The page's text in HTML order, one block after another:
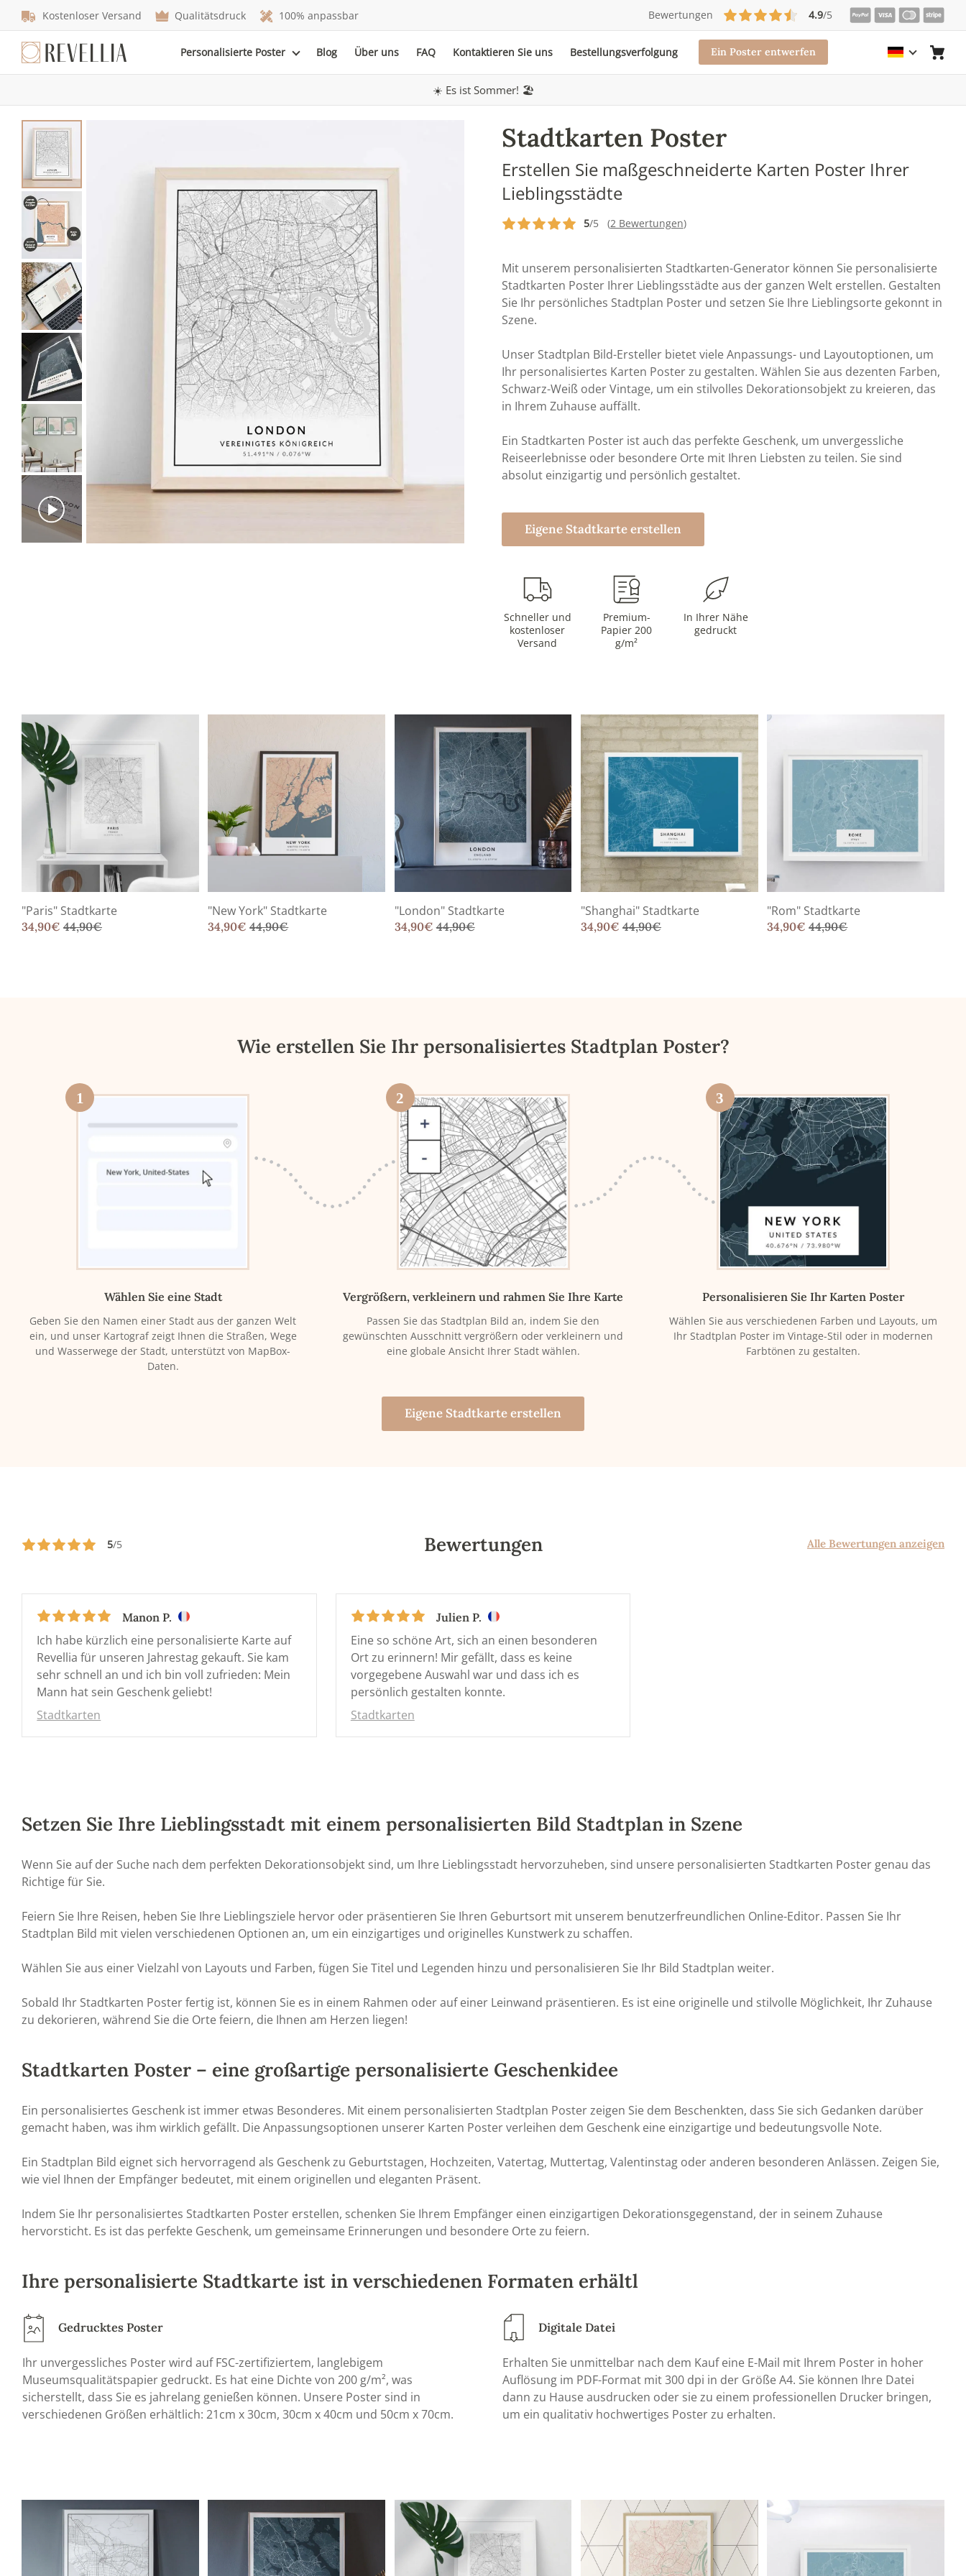
Kostenloser Versand Qualitätsdruck 100% anpassbar Bewertungen 4.9/5
Personalisierte Poster Blog Über uns FAQ Kontaktieren Sie uns Bestellungsverfolgung Ein Poster entwerfen
☀️ Es ist Sommer! 🏖️
Stadtkarten Poster
Erstellen Sie maßgeschneiderte Karten Poster Ihrer
Lieblingsstädte
5/5 (2 Bewertungen)
Mit unserem personalisierten Stadtkarten-Generator können Sie personalisierte
Stadtkarten Poster Ihrer Lieblingsstädte aus der ganzen Welt erstellen. Gestalten
Sie Ihr persönliches Stadtplan Poster und setzen Sie Ihre Lieblingsorte gekonnt in
Szene.
Unser Stadtplan Bild-Ersteller bietet viele Anpassungs- und Layoutoptionen, um
Ihr personalisiertes Karten Poster zu gestalten. Wählen Sie aus dezenten Farben,
Schwarz-Weiß oder Vintage, um ein stilvolles Dekorationsobjekt zu kreieren, das
in Ihrem Zuhause auffällt.
Ein Stadtkarten Poster ist auch das perfekte Geschenk, um unvergessliche
Reiseerlebnisse oder besondere Orte mit Ihren Liebsten zu teilen. Sie sind
absolut einzigartig und persönlich gestaltet.
Eigene Stadtkarte erstellen
Schneller und
kostenloser
Versand
Premium-
Papier 200
g/m²
In Ihrer Nähe
gedruckt
"Paris" Stadtkarte
34,90€ 44,90€
"New York" Stadtkarte
34,90€ 44,90€
"London" Stadtkarte
34,90€ 44,90€
"Shanghai" Stadtkarte
34,90€ 44,90€
"Rom" Stadtkarte
34,90€ 44,90€
Wie erstellen Sie Ihr personalisiertes Stadtplan Poster?
1
Wählen Sie eine Stadt
Geben Sie den Namen einer Stadt aus der ganzen Welt
ein, und unser Kartograf zeigt Ihnen die Straßen, Wege
und Wasserwege der Stadt, unterstützt von MapBox-
Daten.
2
Vergrößern, verkleinern und rahmen Sie Ihre Karte
Passen Sie das Stadtplan Bild an, indem Sie den
gewünschten Ausschnitt vergrößern oder verkleinern und
eine globale Ansicht Ihrer Stadt wählen.
3
Personalisieren Sie Ihr Karten Poster
Wählen Sie aus verschiedenen Farben und Layouts, um
Ihr Stadtplan Poster im Vintage-Stil oder in modernen
Farbtönen zu gestalten.
Eigene Stadtkarte erstellen
Bewertungen
5/5 Alle Bewertungen anzeigen
Manon P.
Ich habe kürzlich eine personalisierte Karte auf
Revellia für unseren Jahrestag gekauft. Sie kam
sehr schnell an und ich bin voll zufrieden: Mein
Mann hat sein Geschenk geliebt!
Stadtkarten
Julien P.
Eine so schöne Art, sich an einen besonderen
Ort zu erinnern! Mir gefällt, dass es keine
vorgegebene Auswahl war und dass ich es
persönlich gestalten konnte.
Stadtkarten
Setzen Sie Ihre Lieblingsstadt mit einem personalisierten Bild Stadtplan in Szene
Wenn Sie auf der Suche nach dem perfekten Dekorationsobjekt sind, um Ihre Lieblingsstadt hervorzuheben, sind unsere personalisierten Stadtkarten Poster genau das
Richtige für Sie.
Feiern Sie Ihre Reisen, heben Sie Ihre Lieblingsziele hervor oder präsentieren Sie Ihren Geburtsort mit unserem benutzerfreundlichen Online-Editor. Passen Sie Ihr
Stadtplan Bild mit vielen verschiedenen Optionen an, um ein einzigartiges und originelles Kunstwerk zu schaffen.
Wählen Sie aus einer Vielzahl von Layouts und Farben, fügen Sie Titel und Legenden hinzu und personalisieren Sie Ihr Bild Stadtplan weiter.
Sobald Ihr Stadtkarten Poster fertig ist, können Sie es in einem Rahmen oder auf einer Leinwand präsentieren. Es ist eine originelle und stilvolle Möglichkeit, Ihr Zuhause
zu dekorieren, während Sie die Orte feiern, die Ihnen am Herzen liegen!
Stadtkarten Poster – eine großartige personalisierte Geschenkidee
Ein personalisiertes Geschenk ist immer etwas Besonderes. Mit einem personalisierten Stadtplan Poster zeigen Sie dem Beschenkten, dass Sie sich Gedanken darüber
gemacht haben, was ihm wirklich gefällt. Die Anpassungsoptionen unserer Karten Poster verleihen dem Geschenk eine einzigartige und bedeutungsvolle Note.
Ein Stadtplan Bild eignet sich hervorragend als Geschenk zu Geburtstagen, Hochzeiten, Vatertag, Muttertag, Valentinstag oder anderen besonderen Anlässen. Zeigen Sie,
wie viel Ihnen der Empfänger bedeutet, mit einem originellen und eleganten Präsent.
Indem Sie Ihr personalisiertes Stadtkarten Poster erstellen, schenken Sie Ihrem Empfänger einen einzigartigen Dekorationsgegenstand, der in seinem Zuhause
hervorsticht. Es ist das perfekte Geschenk, um gemeinsame Erinnerungen und besondere Orte zu feiern.
Ihre personalisierte Stadtkarte ist in verschiedenen Formaten erhältl
Gedrucktes Poster
Ihr unvergessliches Poster wird auf FSC-zertifiziertem, langlebigem
Museumsqualitätspapier gedruckt. Es hat eine Dichte von 200 g/m², was
sicherstellt, dass Sie es jahrelang genießen können. Unsere Poster sind in
verschiedenen Größen erhältlich: 21cm x 30cm, 30cm x 40cm und 50cm x 70cm.
Digitale Datei
Erhalten Sie unmittelbar nach dem Kauf eine E-Mail mit Ihrem Poster in hoher
Auflösung im PDF-Format mit 300 dpi in der Größe A4. Sie können Ihre Datei
dann zu Hause ausdrucken oder sie zu einem professionellen Drucker bringen,
um ein qualitativ hochwertiges Poster zu erhalten.